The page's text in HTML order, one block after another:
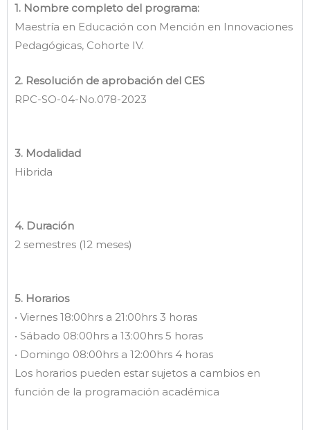
1. Nombre completo del programa:
Maestría en Educación con Mención en Innovaciones
Pedagógicas, Cohorte IV.
2. Resolución de aprobación del CES
RPC-SO-04-No.078-2023
3. Modalidad
Hibrida
4. Duración
2 semestres (12 meses)
5. Horarios
• Viernes 18:00hrs a 21:00hrs 3 horas
• Sábado 08:00hrs a 13:00hrs 5 horas
• Domingo 08:00hrs a 12:00hrs 4 horas
Los horarios pueden estar sujetos a cambios en
función de la programación académica